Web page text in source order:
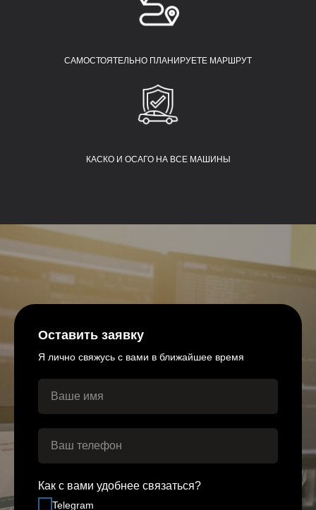
САМОСТОЯТЕЛЬНО ПЛАНИРУЕТЕ МАРШРУТ
КАСКО И ОСАГО НА ВСЕ МАШИНЫ
Оставить заявку
Я лично свяжусь с вами в ближайшее время
Как с вами удобнее связаться?
Telegram
Copyright 2024 ©
Все права защищены.